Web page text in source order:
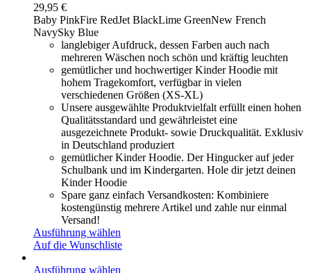
29,95 €
Baby PinkFire RedJet BlackLime GreenNew French
NavySky Blue
langlebiger Aufdruck, dessen Farben auch nach
mehreren Wäschen noch schön und kräftig leuchten
gemütlicher und hochwertiger Kinder Hoodie mit
hohem Tragekomfort, verfügbar in vielen
verschiedenen Größen (XS-XL)
Unsere ausgewählte Produktvielfalt erfüllt einen hohen
Qualitätsstandard und gewährleistet eine
ausgezeichnete Produkt- sowie Druckqualität. Exklusiv
in Deutschland produziert
gemütlicher Kinder Hoodie. Der Hingucker auf jeder
Schulbank und im Kindergarten. Hole dir jetzt deinen
Kinder Hoodie
Spare ganz einfach Versandkosten: Kombiniere
kostengünstig mehrere Artikel und zahle nur einmal
Versand!
Ausführung wählen
Auf die Wunschliste
Ausführung wählen